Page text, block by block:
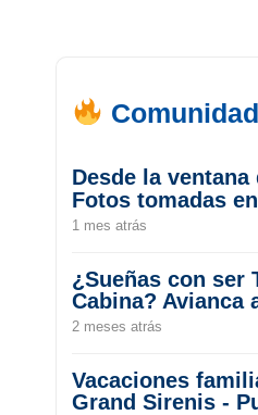
Desde la ventana
Fotos tomadas
1 mes atrás
¿Sueñas con ser
Cabina? Avianca
2 meses atrás
Vacaciones
Grand Sirenis -